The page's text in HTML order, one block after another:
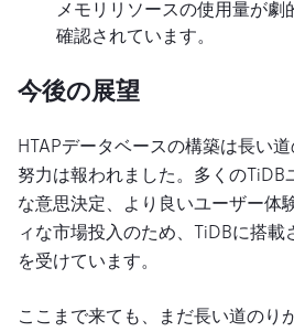
メモリリソースの使用量が
確認されています。
今後の展望
HTAPデータベースの構築は長い
努力は報われました。多くのTiDB
な意思決定、より良いユーザー体
ィな市場投入のため、TiDBに搭載
を受けています。
ここまで来ても、まだ長い道のり